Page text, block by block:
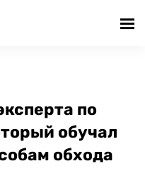
по
обучал
обхода